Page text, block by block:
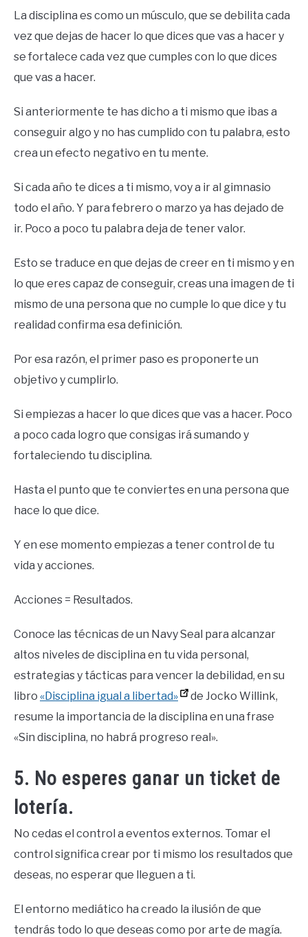
La disciplina es como un músculo, que se debilita cada
vez que dejas de hacer lo que dices que vas a hacer y
se fortalece cada vez que cumples con lo que dices
que vas a hacer.
Si anteriormente te has dicho a ti mismo que ibas a
conseguir algo y no has cumplido con tu palabra, esto
crea un efecto negativo en tu mente.
Si cada año te dices a ti mismo, voy a ir al gimnasio
todo el año. Y para febrero o marzo ya has dejado de
ir. Poco a poco tu palabra deja de tener valor.
Esto se traduce en que dejas de creer en ti mismo y en
lo que eres capaz de conseguir, creas una imagen de ti
mismo de una persona que no cumple lo que dice y tu
realidad confirma esa definición.
Por esa razón, el primer paso es proponerte un
objetivo y cumplirlo.
Si empiezas a hacer lo que dices que vas a hacer. Poco
a poco cada logro que consigas irá sumando y
fortaleciendo tu disciplina.
Hasta el punto que te conviertes en una persona que
hace lo que dice.
Y en ese momento empiezas a tener control de tu
vida y acciones.
Acciones = Resultados.
Conoce las técnicas de un Navy Seal para alcanzar
altos niveles de disciplina en tu vida personal,
estrategias y tácticas para vencer la debilidad, en su
libro «Disciplina igual a libertad»
de Jocko Willink,
resume la importancia de la disciplina en una frase
«Sin disciplina, no habrá progreso real».
5. No esperes ganar un ticket de
lotería.
No cedas el control a eventos externos. Tomar el
control significa crear por ti mismo los resultados que
deseas, no esperar que lleguen a ti.
El entorno mediático ha creado la ilusión de que
tendrás todo lo que deseas como por arte de magía.